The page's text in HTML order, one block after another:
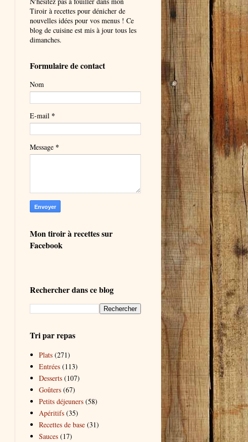
Tiroir à recettes pour dénicher de
nouvelles idées pour vos menus ! Ce
blog de cuisine est mis à jour tous les
dimanches.
Formulaire de contact
Nom
E-mail *
Message *
Mon tiroir à recettes sur
Facebook
Rechercher dans ce blog
Tri par repas
Plats (271)
Entrées (113)
Desserts (107)
Goûters (67)
Petits déjeuners (58)
Apéritifs (35)
Recettes de base (31)
Sauces (17)